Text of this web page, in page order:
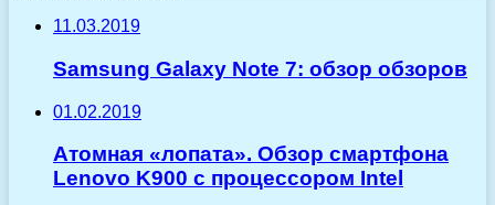
11.03.2019
Samsung Galaxy Note 7: обзор обзоров
01.02.2019
Атомная «лопата». Обзор смартфона
Lenovo K900 с процессором Intel